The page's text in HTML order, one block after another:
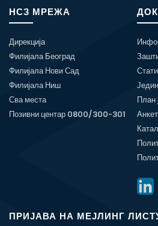
НСЗ МРЕЖА
Дирекција
Филијала Београд
Филијала Нови Сад
Филијала Ниш
Сва места
Позивни центар 0800/300-301
План
ПРИЈАВА НА МЕЈЛИНГ